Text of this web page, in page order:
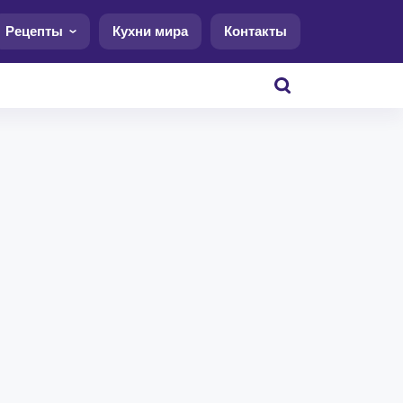
Рецепты Кухни мира Контакты